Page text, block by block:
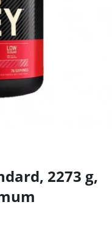
2273 g,